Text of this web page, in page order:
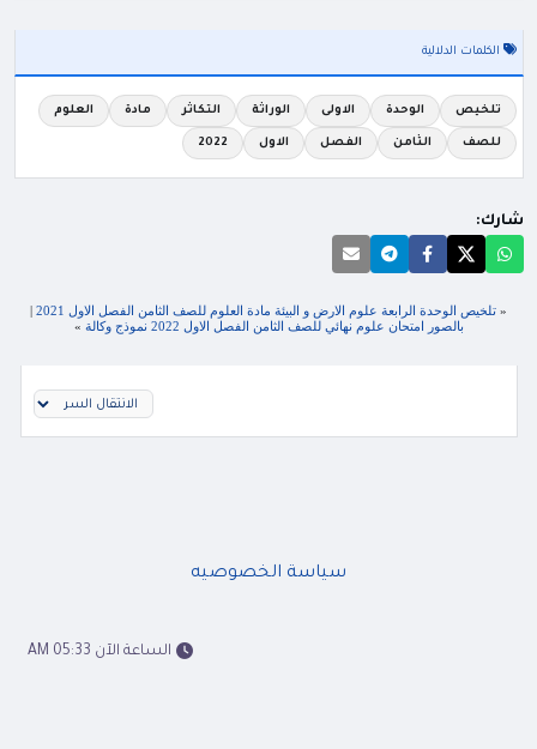
الكلمات الدلالية
تلخيص الوحدة الاولى الوراثة التكاثر مادة العلوم
للصف الثامن الفصل الاول 2022
شارك:
« تلخيص الوحدة الرابعة علوم الارض و البيئة مادة العلوم للصف الثامن الفصل الاول 2021
|
بالصور امتحان علوم نهائي للصف الثامن الفصل الاول 2022 نموذج وكالة
»
سياسة الخصوصيه
الساعة الآن 05:33 AM